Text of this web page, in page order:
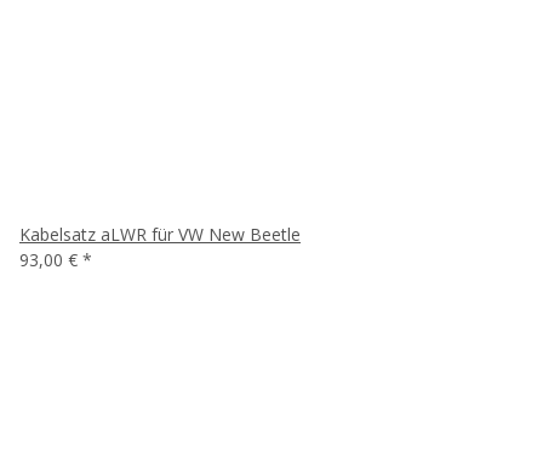
Kabelsatz aLWR für VW New Beetle
93,00 € *